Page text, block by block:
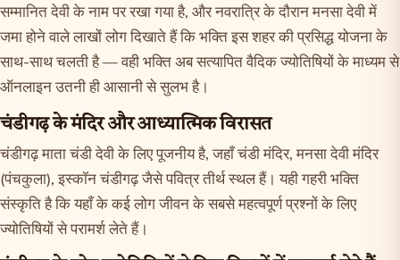
सम्मानित देवी के नाम पर रखा गया है, और नवरात्रि के दौरान मनसा देवी में
जमा होने वाले लाखों लोग दिखाते हैं कि भक्ति इस शहर की प्रसिद्ध योजना के
साथ-साथ चलती है — वही भक्ति अब सत्यापित वैदिक ज्योतिषियों के माध्यम से
ऑनलाइन उतनी ही आसानी से सुलभ है।
चंडीगढ़ के मंदिर और आध्यात्मिक विरासत
चंडीगढ़ माता चंडी देवी के लिए पूजनीय है, जहाँ चंडी मंदिर, मनसा देवी मंदिर
(पंचकुला), इस्कॉन चंडीगढ़ जैसे पवित्र तीर्थ स्थल हैं। यही गहरी भक्ति
संस्कृति है कि यहाँ के कई लोग जीवन के सबसे महत्वपूर्ण प्रश्नों के लिए
ज्योतिषियों से परामर्श लेते हैं।